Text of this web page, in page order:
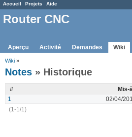
Accueil Projets Aide
Router CNC
Aperçu Activité Demandes Wiki
Wiki »
Notes » Historique
# Mis-
1
02/04/
(1-1/1)